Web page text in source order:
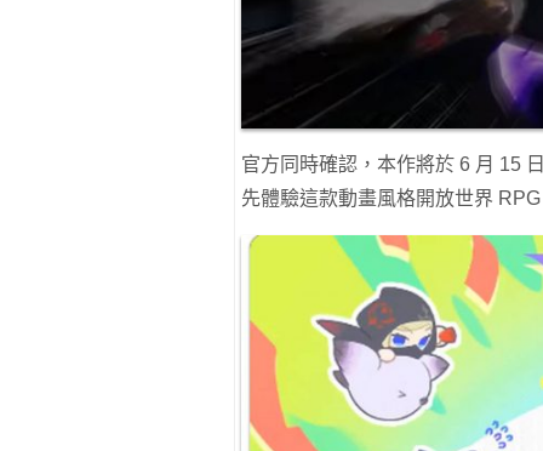
官方同時確認，本作將於 6 月 15
先體驗這款動畫風格開放世界